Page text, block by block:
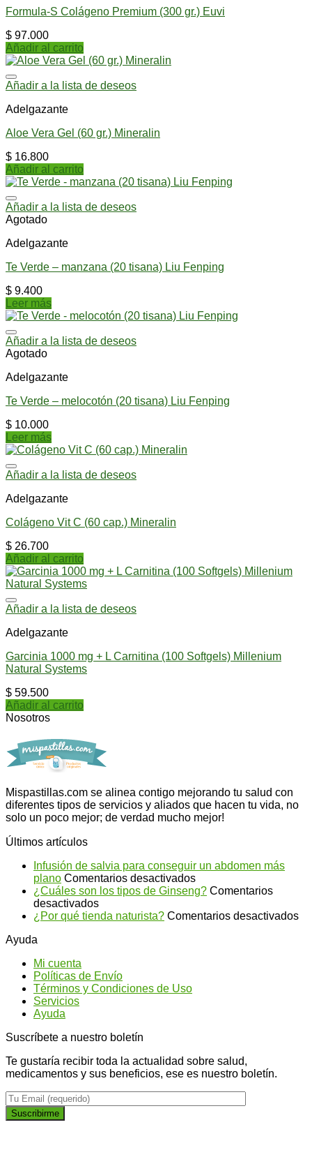
Formula-S Colágeno Premium (300 gr.) Euvi
$ 97.000
Añadir al carrito
Añadir a la lista de deseos
Adelgazante
Aloe Vera Gel (60 gr.) Mineralin
$ 16.800
Añadir al carrito
Añadir a la lista de deseos
Agotado
Adelgazante
Te Verde – manzana (20 tisana) Liu Fenping
$ 9.400
Leer más
Añadir a la lista de deseos
Agotado
Adelgazante
Te Verde – melocotón (20 tisana) Liu Fenping
$ 10.000
Leer más
Añadir a la lista de deseos
Adelgazante
Colágeno Vit C (60 cap.) Mineralin
$ 26.700
Añadir al carrito
Añadir a la lista de deseos
Adelgazante
Garcinia 1000 mg + L Carnitina (100 Softgels) Millenium
Natural Systems
$ 59.500
Añadir al carrito
Nosotros
Mispastillas.com se alinea contigo mejorando tu salud con
diferentes tipos de servicios y aliados que hacen tu vida, no
solo un poco mejor; de verdad mucho mejor!
Últimos artículos
Infusión de salvia para conseguir un abdomen más
plano Comentarios desactivadosen
Infusión
salvia
¿Cuáles son los tipos de Ginseng? Comentarios
desactivadosen
¿Cuáles
Ginseng?
¿Por qué tienda naturista? Comentarios desactivadosen
Ayuda
Mi cuenta
Políticas de Envío
Términos y Condiciones de Uso
Servicios
Ayuda
Suscríbete a nuestro boletín
Te gustaría recibir toda la actualidad sobre salud,
medicamentos y sus beneficios, ese es nuestro boletín.